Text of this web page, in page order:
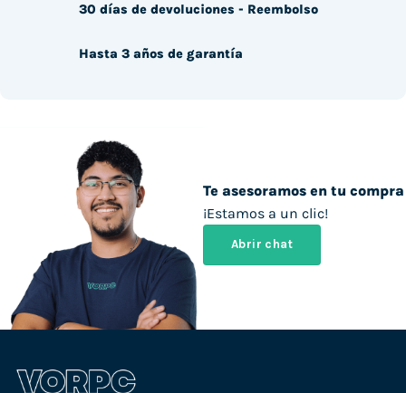
Te asesoramos en tu compra
¡Estamos a un clic!
Abrir chat
30 días de devoluciones - Reembolso
Hasta 3 años de garantía